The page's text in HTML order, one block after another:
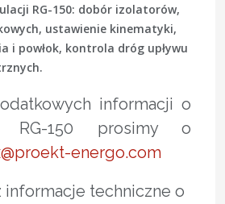
RG-150: dobór izolatorów,
ustawienie kinematyki,
i powłok, kontrola dróg upływu
informacji o
RG-150 prosimy o
energo.com
informacje techniczne o